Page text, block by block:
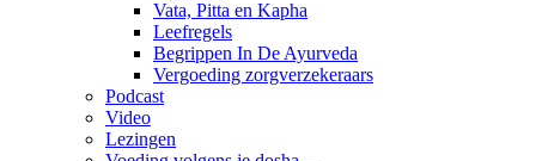
Vata, Pitta en Kapha
Leefregels
Begrippen In De Ayurveda
Vergoeding zorgverzekeraars
Podcast
Video
Lezingen